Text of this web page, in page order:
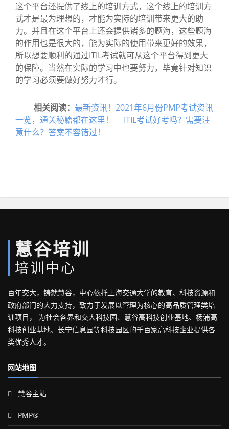
这个平台还提供了线上的培训方式，这个线上的培训方
式才是最为理想的，才能为实际的培训带来更大的助
力。并且在这个平台上还会提供诸多的题海，这些题海
的作用也是很大的，能为实际的使用带来更好的效果，
所以想要顺利的通过ITIL考试就可从这个平台得到更大
的保障。当然在实际的学习中也要努力，毕竟针对知识
的学习必须要做好努力才行。
相关阅读： 最新资讯！2021年6月份PMP考试资讯
一览，通关秘籍都在这里！
ITIL考试好考吗？需要注
意什么？答案不容错过！
慧谷培训
培训中心
百年交大，铸就慧谷，中心依托上海交通大学的教育、科技资源和
政府部门的大力支持，致力于发展以管理为核心的高品质管理类培
训项目， 为社会各界和交大科技园、慧谷高科技创业基地、杨浦高
科技创业基地、长宁信息园等科技园区的千百家高科技企业提供各
类优秀人才。
网站地图
慧谷主站
PMP®